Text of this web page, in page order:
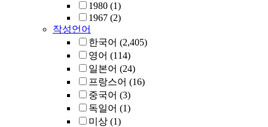
1980 (1)
1967 (2)
작성언어
한국어 (2,405)
영어 (114)
일본어 (24)
프랑스어 (16)
중국어 (3)
독일어 (1)
미상 (1)